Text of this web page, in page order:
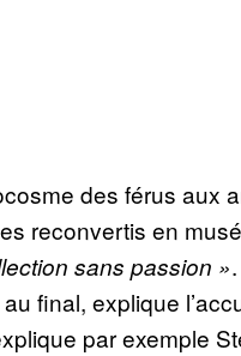
des férus aux
reconvertis en
sans passion »
final, explique
par exemple